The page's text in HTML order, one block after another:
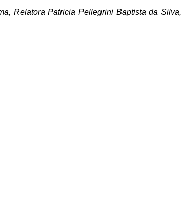
Relatora Patricia Pellegrini Baptista da Silva,